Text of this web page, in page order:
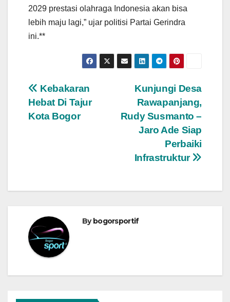
2029 prestasi olahraga Indonesia akan bisa
lebih maju lagi,” ujar politisi Partai Gerindra
ini.**
Navigasi
pos
Kunjungi Desa
Rawapanjang,
Rudy Susmanto –
Jaro Ade Siap
Perbaiki
Infrastruktur
Kebakaran
Hebat Di Tajur
Kota Bogor
Bybogorsportif